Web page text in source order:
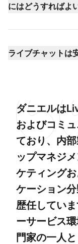
にはどうすればよ
ライブチャットは
ダニエルは
およびコミ
ており、内
ップマネジ
ケティング
ケーション
歴任してい
ーサービス
門家の一人